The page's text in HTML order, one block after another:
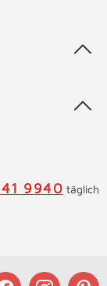
9940 täglich